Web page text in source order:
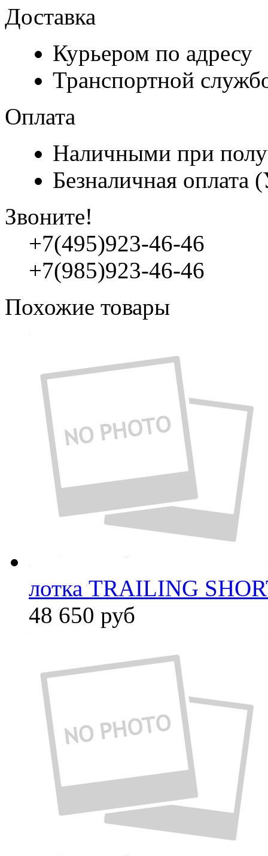
Доставка
Курьером по адресу
Транспортной
Оплата
Наличными при
Безналичная
Звоните!
+7(495)923-46-46
+7(985)923-46-46
Похожие товары
лотка TRAILING
48 650 руб